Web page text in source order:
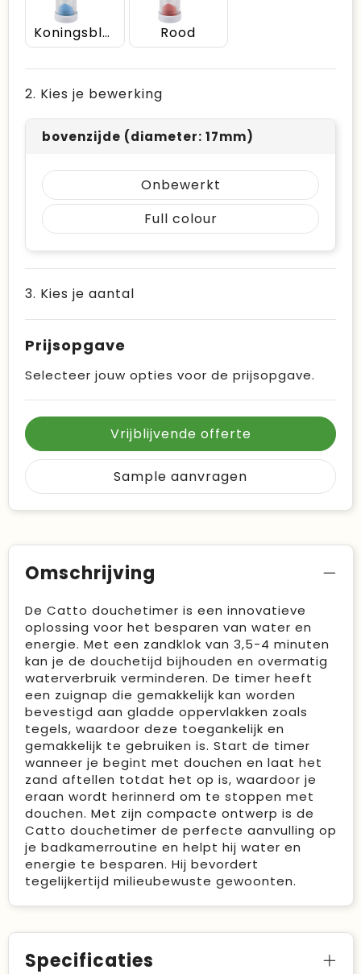
Koningsblauw Rood
2. Kies je bewerking
bovenzijde (diameter: 17mm)
Onbewerkt
Full colour
3. Kies je aantal
Prijsopgave
Selecteer jouw opties voor de prijsopgave.
Vrijblijvende offerte
Sample aanvragen
Omschrijving
De Catto douchetimer is een innovatieve
oplossing voor het besparen van water en
energie. Met een zandklok van 3,5-4 minuten
kan je de douchetijd bijhouden en overmatig
waterverbruik verminderen. De timer heeft
een zuignap die gemakkelijk kan worden
bevestigd aan gladde oppervlakken zoals
tegels, waardoor deze toegankelijk en
gemakkelijk te gebruiken is. Start de timer
wanneer je begint met douchen en laat het
zand aftellen totdat het op is, waardoor je
eraan wordt herinnerd om te stoppen met
douchen. Met zijn compacte ontwerp is de
Catto douchetimer de perfecte aanvulling op
je badkamerroutine en helpt hij water en
energie te besparen. Hij bevordert
tegelijkertijd milieubewuste gewoonten.
Specificaties